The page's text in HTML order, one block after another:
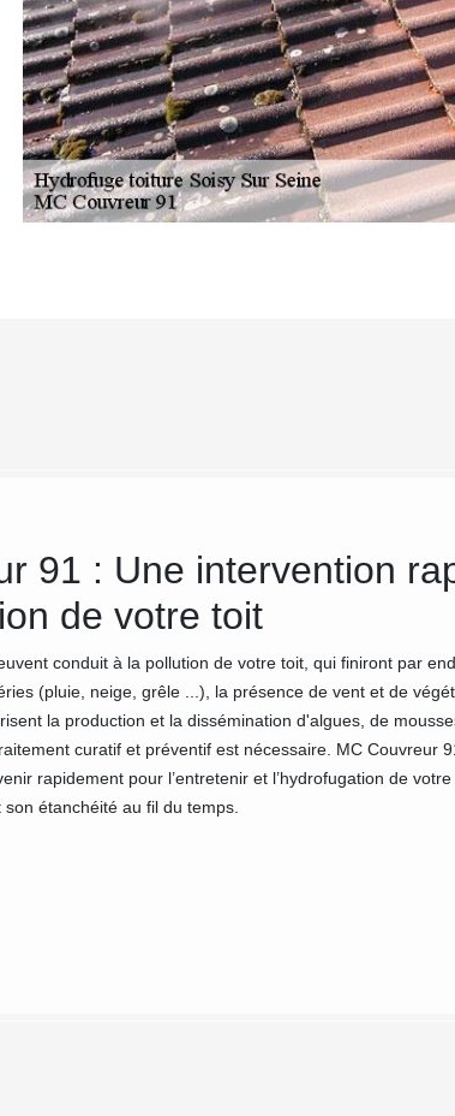
91 : Une intervention
de votre toit
conduit à la pollution de votre toit, qui finiront par
(pluie, neige, grêle ...), la présence de vent et de
la production et la dissémination d'algues, de
curatif et préventif est nécessaire. MC Couvreur
rapidement pour l’entretenir et l’hydrofugation de
étanchéité au fil du temps.